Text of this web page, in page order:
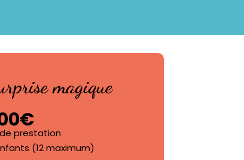
magique
prestation
(12 maximum)